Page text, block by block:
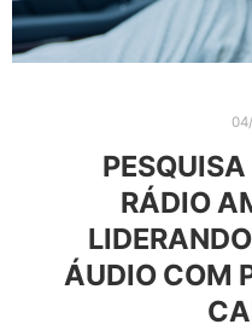
RÁDIO
ÁUDIO COM